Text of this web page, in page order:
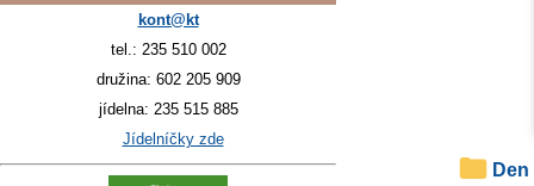
kont@kt
tel.: 235 510 002
družina: 602 205 909
jídelna: 235 515 885
Jídelníčky zde